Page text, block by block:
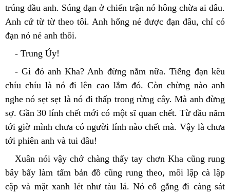
trúng đầu anh. Súng đạn ở chiến trận nó hông chừa ai đâu.
Anh cứ từ từ theo tôi. Anh hổng né được đạn đâu, chỉ có
đạn nó né anh thôi.
- Trung Úy!
- Gì đó anh Kha? Anh đừng nằm nữa. Tiếng đạn kêu
chíu chíu là nó đi lên cao lắm đó. Còn chừng nào anh
nghe nó sẹt sẹt là nó đi thấp trong rừng cây. Mà anh đừng
sợ. Gần 30 lính chết mới có một sĩ quan chết. Từ đầu năm
tới giờ mình chưa có người lính nào chết mà. Vậy là chưa
tới phiên anh và tui đâu!
Xuân nói vậy chớ chàng thấy tay chơn Kha cũng rung
bây bẩy làm tấm bản đồ cũng rung theo, môi lập cà lập
cập và mặt xanh lét như tàu lá. Nó cố gắng đi càng sát